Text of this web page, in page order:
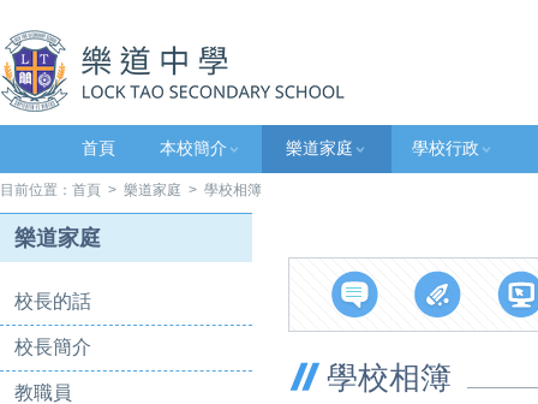
首頁 本校簡介 樂道家庭 學校行政
目前位置： 首頁 > 樂道家庭 > 學校相簿
樂道家庭
校長的話
校長簡介
教職員 學校相簿